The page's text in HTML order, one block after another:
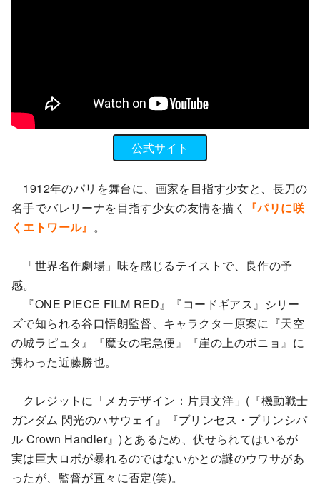
公式サイト
1912年のパリを舞台に、画家を目指す少女と、長刀の
名手でバレリーナを目指す少女の友情を描く
『パリに咲
くエトワール』 。
「世界名作劇場」味を感じるテイストで、良作の予
感。
『ONE PIECE FILM RED』『コードギアス』シリー
ズで知られる谷口悟朗監督、キャラクター原案に『天空
の城ラピュタ』『魔女の宅急便』『崖の上のポニョ』に
携わった近藤勝也。
クレジットに「メカデザイン：片貝文洋」(『機動戦士
ガンダム 閃光のハサウェイ』『プリンセス・プリンシパ
ル Crown Handler』)とあるため、伏せられてはいるが
実は巨大ロボが暴れるのではないかとの謎のウワサがあ
ったが、監督が直々に否定(笑)。